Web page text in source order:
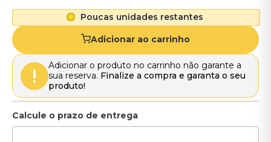
Poucas unidades restantes
Adicionar ao carrinho
Adicionar o produto no carrinho não garante a
sua reserva. Finalize a compra e garanta o seu
produto!